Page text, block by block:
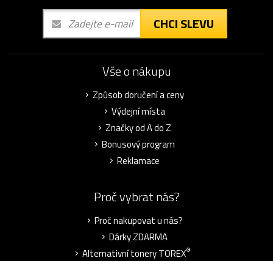
CHCI SLEVU
Vše o nákupu
Způsob doručení a ceny
Výdejní místa
Značky od A do Z
Bonusový program
Reklamace
Proč vybrat nás?
Proč nakupovat u nás?
Dárky ZDARMA
Alternativní tonery TOREX®